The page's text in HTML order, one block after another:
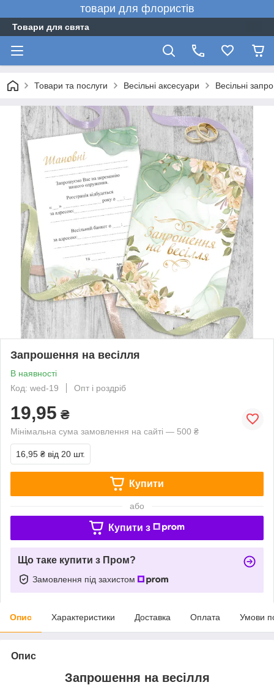
товари для флористів
Товари для свята
Товари та послуги Весільні аксесуари Весільні
Запрошення на весілля
В наявності
Код: wed-19
Опт і роздріб
19,95 ₴
Мінімальна сума замовлення на сайті — 500 ₴
16,95 ₴ від 20 шт.
Купити
або
Купити з
Що таке купити з Пром?
Замовлення під захистом
Опис Характеристики Доставка Оплата Умови
Опис
Запрошення на весілля